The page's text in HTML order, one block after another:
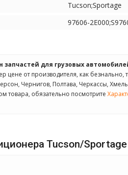
Tucson;Sportage
97606-
для грузовых
цене от производителя, как
Чернигов, Полтава, Черкассы,
товара, обязательно посмотрите
Tucson/